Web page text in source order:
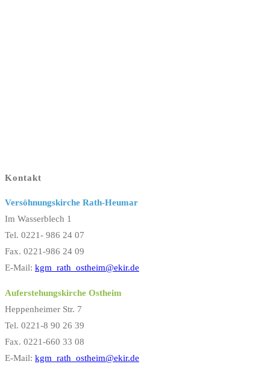
Kontakt
Versöhnungskirche Rath-Heumar
Im Wasserblech 1
Tel. 0221- 986 24 07
Fax. 0221-986 24 09
E-Mail: kgm_rath_ostheim@ekir.de
Auferstehungskirche Ostheim
Heppenheimer Str. 7
Tel. 0221-8 90 26 39
Fax. 0221-660 33 08
E-Mail: kgm_rath_ostheim@ekir.de